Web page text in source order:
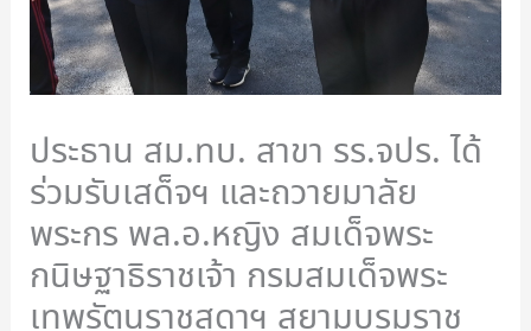
ประธาน สม.ทบ. สาขา รร.จปร. ได้
ร่วมรับเสด็จฯ และถวายมาลัย
พระกร พล.อ.หญิง สมเด็จพระ
กนิษฐาธิราชเจ้า กรมสมเด็จพระ
เทพรัตนราชสุดาฯ สยามบรมราช